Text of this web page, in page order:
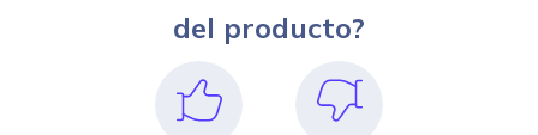
del producto?